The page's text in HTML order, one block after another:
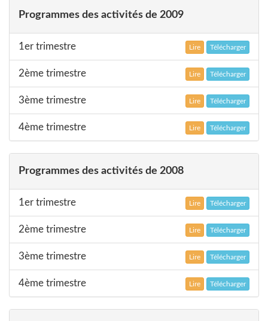
Programmes des activités de 2009
1er trimestre Lire Télécharger
2ème trimestre Lire Télécharger
3ème trimestre Lire Télécharger
4ème trimestre Lire Télécharger
Programmes des activités de 2008
1er trimestre Lire Télécharger
2ème trimestre Lire Télécharger
3ème trimestre Lire Télécharger
4ème trimestre Lire Télécharger